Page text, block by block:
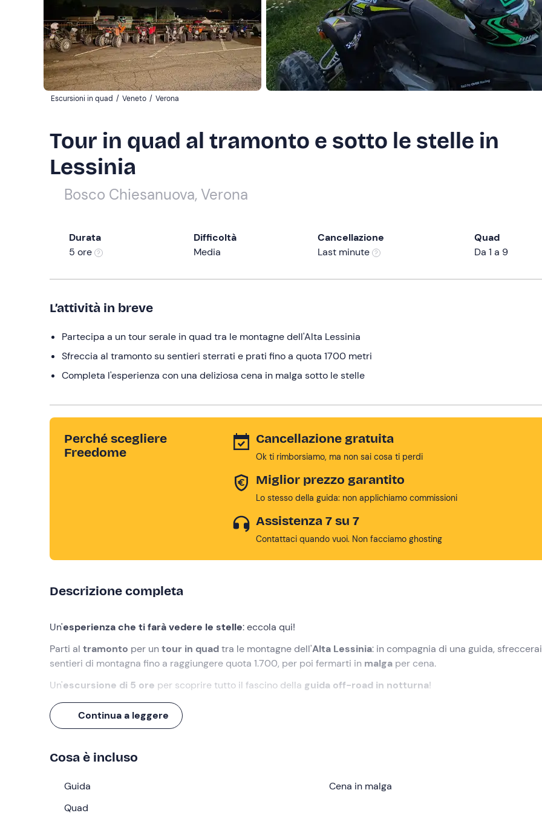
Escursioni in quad / Veneto / Verona
Tour in quad al tramonto e sotto le stelle in
Lessinia
Bosco Chiesanuova, Verona
Durata
5 ore
Difficoltà
Media
Cancellazione
Last minute
Quad
Da 1 a 9
L’attività in breve
Partecipa a un tour serale in quad tra le montagne dell'Alta Lessinia
Sfreccia al tramonto su sentieri sterrati e prati fino a quota 1700 metri
Completa l'esperienza con una deliziosa cena in malga sotto le stelle
Perché scegliere
Freedome
Cancellazione gratuita
Ok ti rimborsiamo, ma non sai cosa ti perdi
Miglior prezzo garantito
Lo stesso della guida: non applichiamo commissioni
Assistenza 7 su 7
Contattaci quando vuoi. Non facciamo ghosting
Descrizione completa
Un'esperienza che ti farà vedere le stelle: eccola qui!
Parti al tramonto per untour in quadtra le montagne dell'Alta Lessinia: in compagnia di una guida,
sentieri di montagna fino a raggiungere quota 1.700, per poi fermarti in malga per cena.
Un'escursione di 5 ore per scoprire tutto il fascino della guida off-road in notturna!
Cosa faremo
troveremo la
guida
prova di guida per prendere confidenza con il mezzo.
Una volta pronti,
Continua a leggere
Cosa è incluso
Guida
Quad
Cena in malga